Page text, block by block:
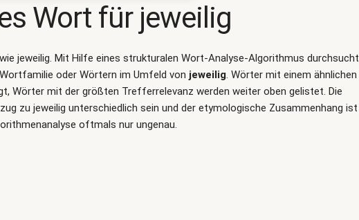
Wort für jeweilig
jeweilig. Mit Hilfe eines strukturalen Wort-Analyse-Algorithmus durchsucht
oder Wörtern im Umfeld von jeweilig. Wörter mit einem ähnlichen
Wörter mit der größten Trefferrelevanz werden weiter oben gelistet. Die
zu jeweilig unterschiedlich sein und der etymologische Zusammenhang ist
oftmals nur ungenau.